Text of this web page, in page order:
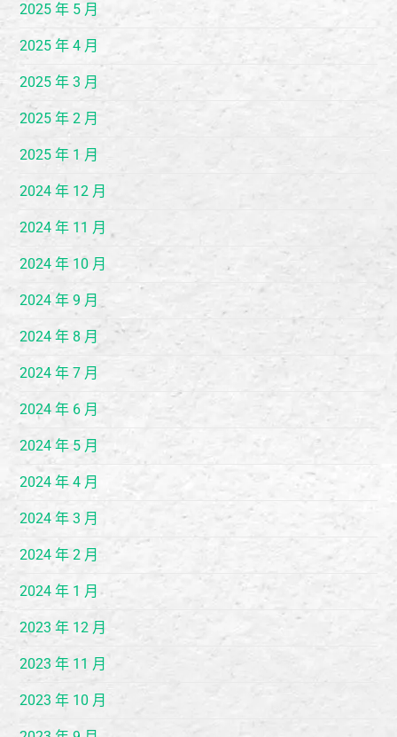
2025 年 5 月
2025 年 4 月
2025 年 3 月
2025 年 2 月
2025 年 1 月
2024 年 12 月
2024 年 11 月
2024 年 10 月
2024 年 9 月
2024 年 8 月
2024 年 7 月
2024 年 6 月
2024 年 5 月
2024 年 4 月
2024 年 3 月
2024 年 2 月
2024 年 1 月
2023 年 12 月
2023 年 11 月
2023 年 10 月